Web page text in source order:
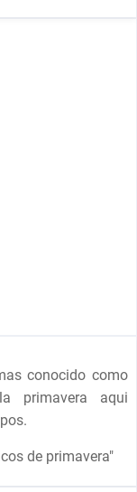
conocido como
primavera aqui
de primavera"